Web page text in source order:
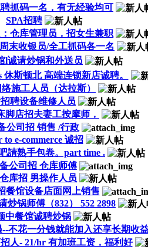
抓码一名，有无经验均可
SPA招聘
仓库管理员，招女生兼职
末收银员/全工抓码各一名
l诚请炒锅和外送员
斯顿北 高端连锁新店诚聘。
施工人员（达拉斯）
聘设备维修人员
脚店招夫妻工按摩师，
公司招 销售 /行政
to e-commerce 诚招
請熟手包卷。part time .
公司招 仓库师傅
库招 男操作人员
餐馆设备店面网上销售
炒锅师傅（832） 552 2898
中餐馆诚聘炒锅
不花一分钱就能加入还享长期收
人- 21/hr 有加班工资，福利好